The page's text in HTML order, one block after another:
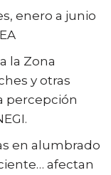
enero a junio
la Zona
y otras
percepción
en alumbrado
afectan